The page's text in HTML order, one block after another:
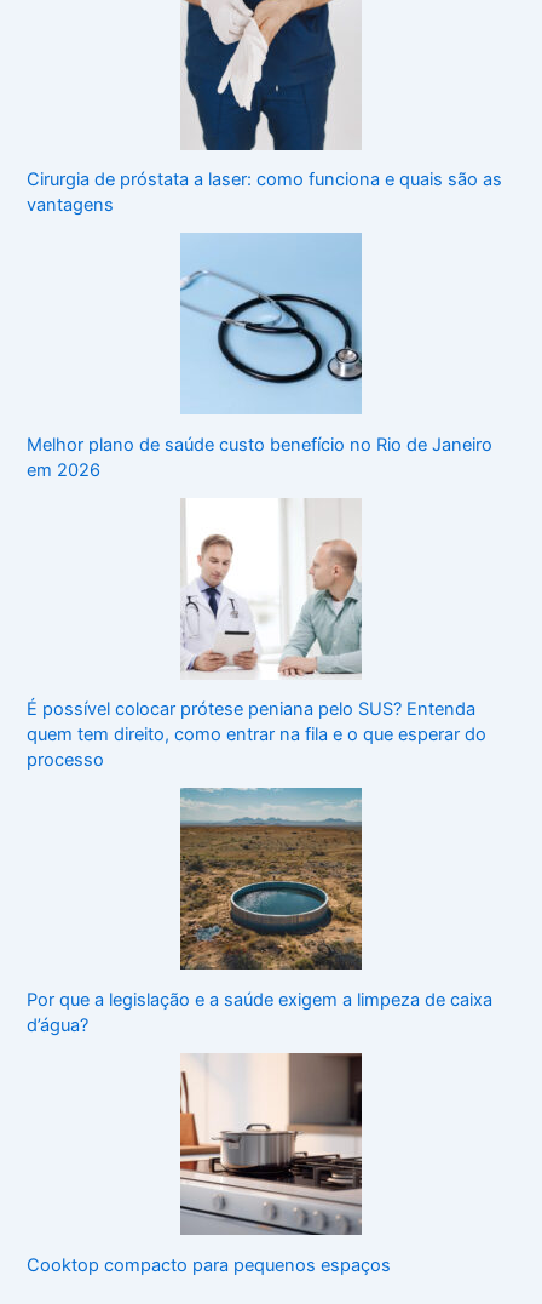
Cirurgia de próstata a laser: como funciona e quais são as
vantagens
Melhor plano de saúde custo benefício no Rio de Janeiro
em 2026
É possível colocar prótese peniana pelo SUS? Entenda
quem tem direito, como entrar na fila e o que esperar do
processo
Por que a legislação e a saúde exigem a limpeza de caixa
d’água?
Cooktop compacto para pequenos espaços